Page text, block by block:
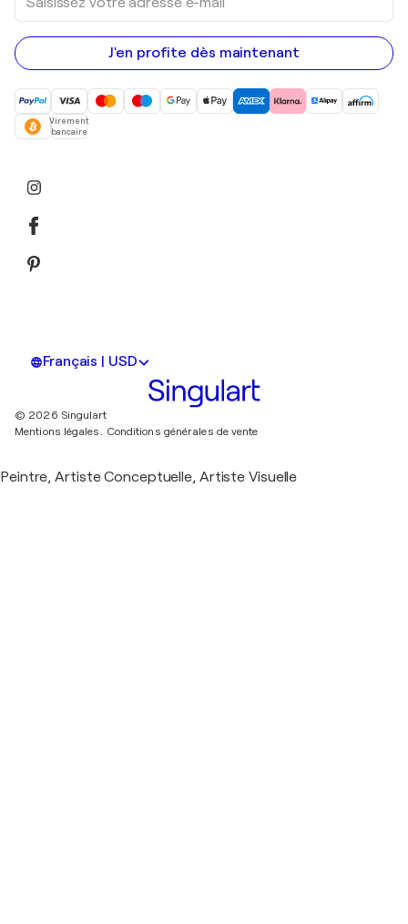
votre
adresse
e-
mail
J'en profite dès maintenant
Virement
bancaire
Français | USD
© 2026 Singulart
Mentions légales. Conditions générales de vente
Peintre, Artiste Conceptuelle, Artiste Visuelle